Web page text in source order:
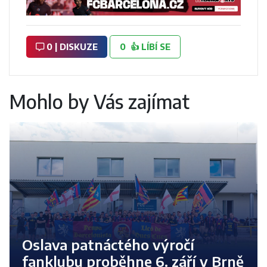
0 | DISKUZE 0 👍 LÍBÍ SE
Mohlo by Vás zajímat
Oslava patnáctého výročí
fanklubu proběhne 6. září v Brně